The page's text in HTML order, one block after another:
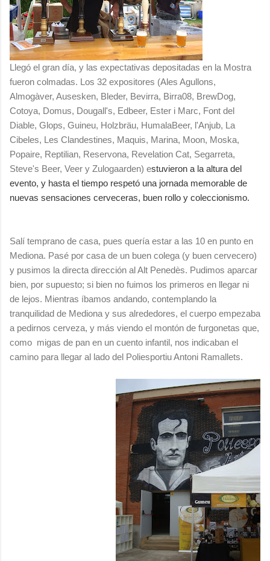
Llegó el gran día, y las expectativas depositadas en la Mostra
fueron colmadas. Los 32 expositores (Ales Agullons,
Almogàver, Ausesken, Bleder, Bevirra, Birra08, BrewDog,
Cotoya, Domus, Dougall's, Edbeer, Ester i Marc, Font del
Diable, Glops, Guineu, Holzbräu, HumalaBeer, l'Anjub, La
Cibeles, Les Clandestines, Maquis, Marina, Moon, Moska,
Popaire, Reptilian, Reservona, Revelation Cat, Segarreta,
Steve's Beer, Veer y Zulogaarden) estuvieron a la altura del
evento, y hasta el tiempo respetó una jornada memorable de
nuevas sensaciones cerveceras, buen rollo y coleccionismo.
Salí temprano de casa, pues quería estar a las 10 en punto en
Mediona. Pasé por casa de un buen colega (y buen cervecero)
y pusimos la directa dirección al Alt Penedès. Pudimos aparcar
bien, por supuesto; si bien no fuimos los primeros en llegar ni
de lejos. Mientras íbamos andando, contemplando la
tranquilidad de Mediona y sus alrededores, el cuerpo empezaba
a pedirnos cerveza, y más viendo el montón de furgonetas que,
como migas de pan en un cuento infantil, nos indicaban el
camino para llegar al lado del Poliesportiu Antoni Ramallets.